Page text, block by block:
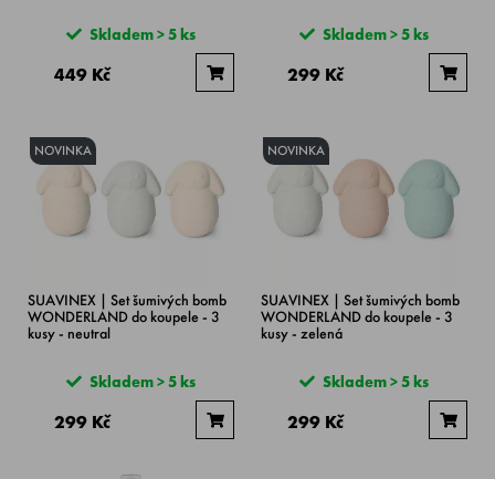
Skladem > 5 ks
449 Kč
Skladem > 5 ks
299 Kč
NOVINKA
SUAVINEX | Set šumivých bomb
WONDERLAND do koupele - 3
kusy - neutral
Skladem > 5 ks
299 Kč
NOVINKA
SUAVINEX | Set šumivých bomb
WONDERLAND do koupele - 3
kusy - zelená
Skladem > 5 ks
299 Kč